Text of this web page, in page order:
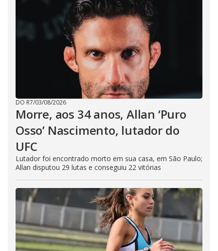
DO R7/03/08/2026
Morre, aos 34 anos, Allan ‘Puro
Osso’ Nascimento, lutador do
UFC
Lutador foi encontrado morto em sua casa, em São Paulo;
Allan disputou 29 lutas e conseguiu 22 vitórias